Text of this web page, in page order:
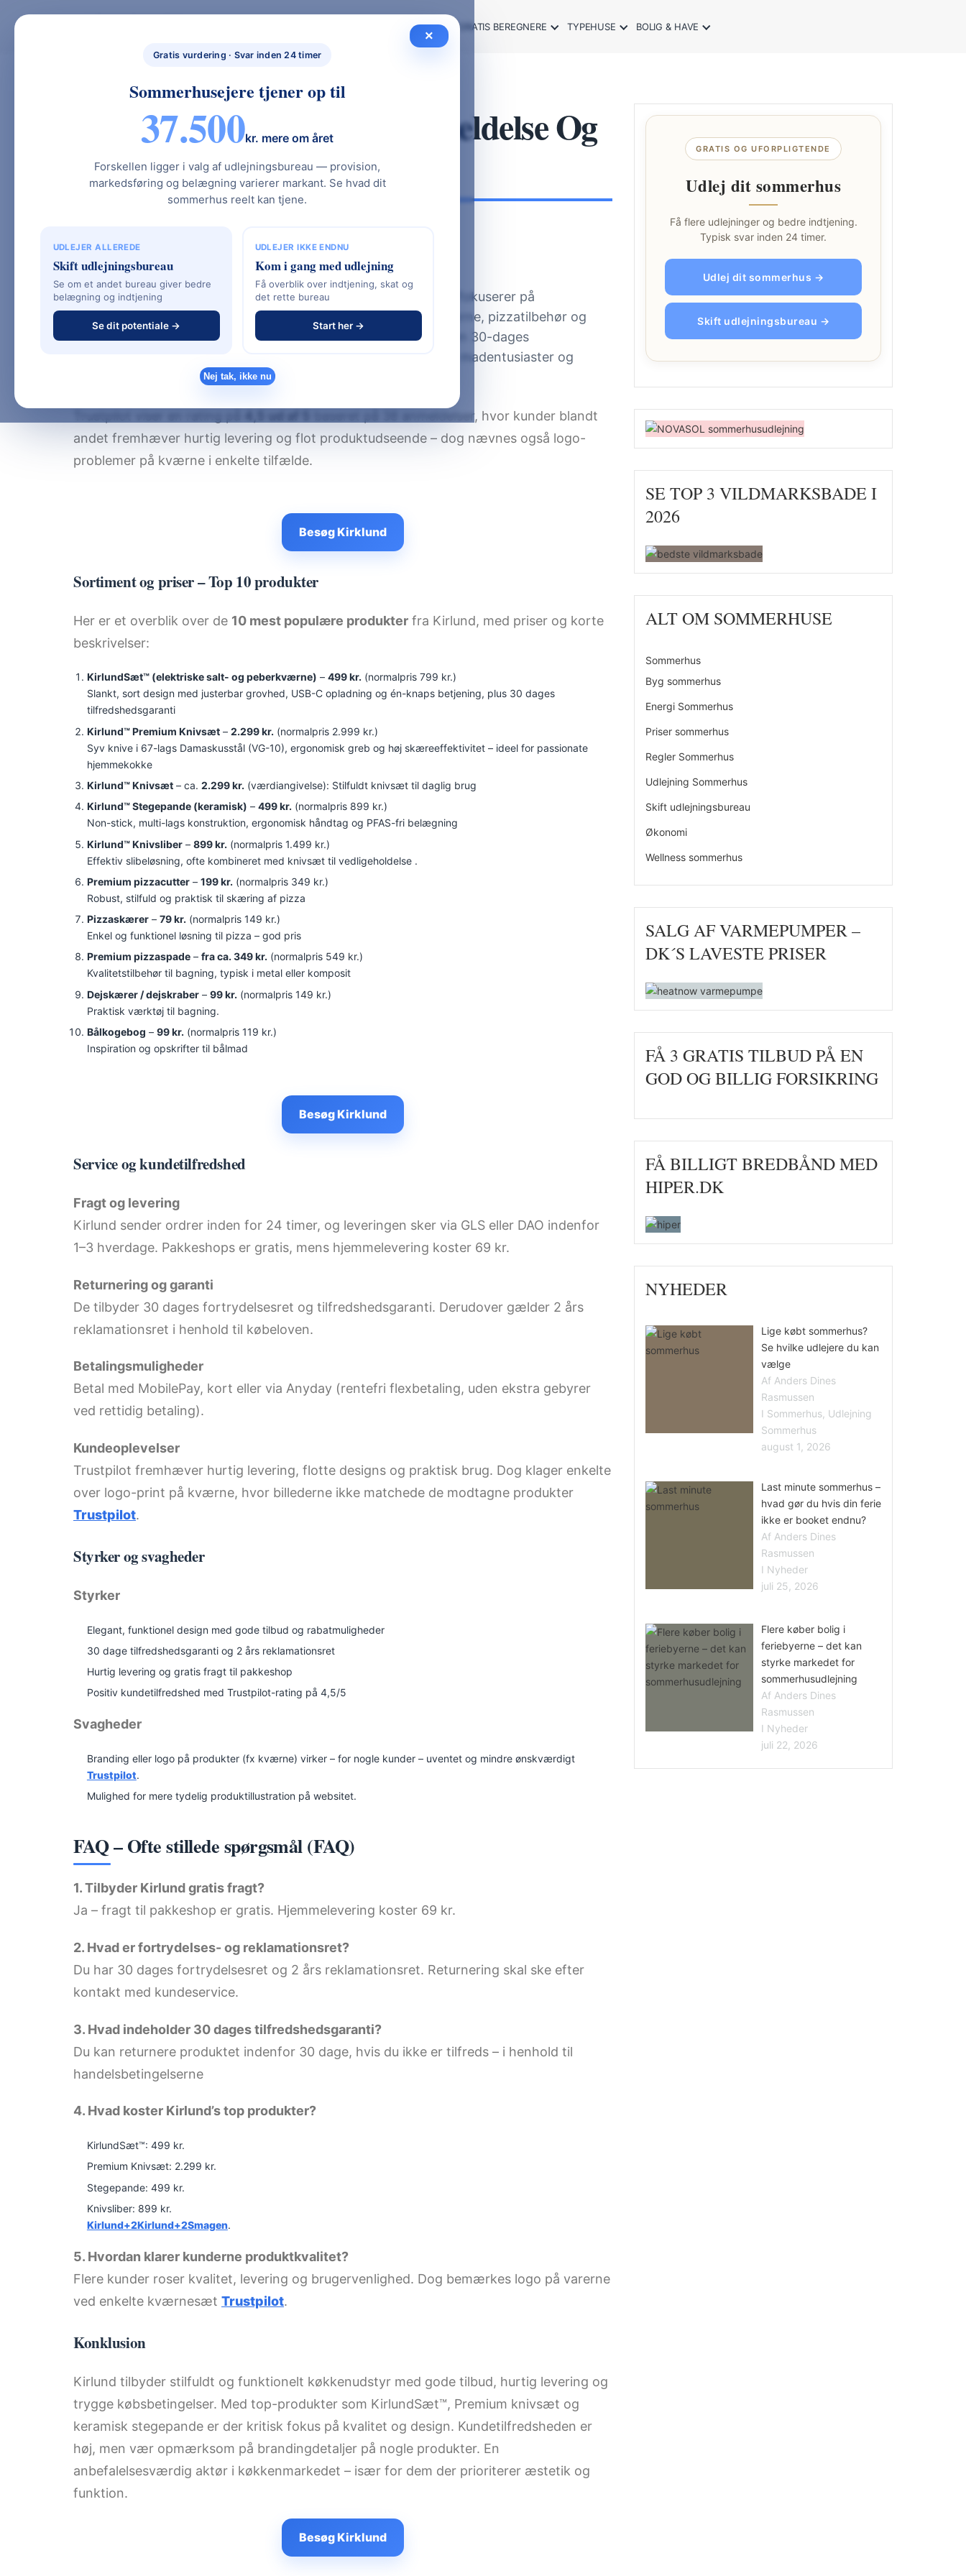
×
Gratis vurdering · Svar inden 24 timer
Sommerhusejere tjener op til
37.500kr. mere om året
Forskellen ligger i valg af udlejningsbureau — provision,
markedsføring og belægning varierer markant. Se hvad dit
sommerhus reelt kan tjene.
UDLEJER ALLEREDE
Skift udlejningsbureau
Se om et andet bureau giver bedre
belægning og indtjening
Se dit potentiale →
UDLEJER IKKE ENDNU
Kom i gang med udlejning
Få overblik over indtjening, skat og
det rette bureau
Start her →
Nej tak, ikke nu
NYBYGGET
SOMMERHUS GUIDE 2026 GRATIS BEREGNERE TYPEHUSE BOLIG & HAVE
Kirlund – Omfattende Anmeldelse Og
Produktoversigt
Kirlund– Køkkenudstyr i dansk design
Kirlund er en dansk design- og køkkenudstyrsvirksomhed, der fokuserer på
æstetiske, funktionelle produkter, primært inden for knive, kværne, pizzatilbehør og
non-stick stegepander. Med moderne designs, gratis fragt og en 30-dages
tilfredshedsgaranti, fremstår de som et attraktivt valg for både madentusiaster og
stilbevidste forbrugere.
baseret på 38 anmeldelser, hvor kunder blandt
andet fremhæver hurtig levering og flot produktudseende – dog nævnes også logo-
problemer på kværne i enkelte tilfælde.
Besøg Kirklund
Sortiment og priser – Top 10 produkter
Her er et overblik over de 10 mest populære produkter fra Kirlund, med priser og korte
beskrivelser:
KirlundSæt™ (elektriske salt- og peberkværne) – 499 kr. (normalpris 799 kr.)
Slankt, sort design med justerbar grovhed, USB-C opladning og én-knaps betjening, plus 30 dages
tilfredshedsgaranti
Kirlund™ Premium Knivsæt– 2.299 kr. (normalpris 2.999 kr.)
Syv knive i 67-lags Damaskusstål (VG-10), ergonomisk greb og høj skæreeffektivitet – ideel for passionate
hjemmekokke
Kirlund™ Knivsæt– ca. 2.299 kr. (værdiangivelse): Stilfuldt knivsæt til daglig brug
Kirlund™ Stegepande (keramisk) – 499 kr. (normalpris 899 kr.)
Non-stick, multi-lags konstruktion, ergonomisk håndtag og PFAS-fri belægning
Kirlund™ Knivsliber– 899 kr. (normalpris 1.499 kr.)
Effektiv slibeløsning, ofte kombineret med knivsæt til vedligeholdelse .
Premium pizzacutter– 199 kr. (normalpris 349 kr.)
Robust, stilfuld og praktisk til skæring af pizza
Pizzaskærer– 79 kr. (normalpris 149 kr.)
Enkel og funktionel løsning til pizza – god pris
Premium pizzaspade– fra ca. 349 kr. (normalpris 549 kr.)
Kvalitetstilbehør til bagning, typisk i metal eller komposit
Dejskærer / dejskraber– 99 kr. (normalpris 149 kr.)
Praktisk værktøj til bagning.
Bålkogebog – 99 kr. (normalpris 119 kr.)
Inspiration og opskrifter til bålmad
Besøg Kirklund
Service og kundetilfredshed
Fragt og levering
Kirlund sender ordrer inden for 24 timer, og leveringen sker via GLS eller DAO indenfor
1–3 hverdage. Pakkeshops er gratis, mens hjemmelevering koster 69 kr.
Returnering og garanti
De tilbyder 30 dages fortrydelsesret og tilfredshedsgaranti. Derudover gælder 2 års
reklamationsret i henhold til købeloven.
Betalingsmuligheder
Betal med MobilePay, kort eller via Anyday (rentefri flexbetaling, uden ekstra gebyrer
ved rettidig betaling).
Kundeoplevelser
Trustpilot fremhæver hurtig levering, flotte designs og praktisk brug. Dog klager enkelte
over logo-print på kværne, hvor billederne ikke matchede de modtagne produkter
Trustpilot.
Styrker og svagheder
Styrker
Elegant, funktionel design med gode tilbud og rabatmuligheder
30 dage tilfredshedsgaranti og 2 års reklamationsret
Hurtig levering og gratis fragt til pakkeshop
Positiv kundetilfredshed med Trustpilot-rating på 4,5/5
Svagheder
Branding eller logo på produkter (fx kværne) virker – for nogle kunder – uventet og mindre ønskværdigt
Trustpilot.
Mulighed for mere tydelig produktillustration på websitet.
FAQ – Ofte stillede spørgsmål (FAQ)
1. Tilbyder Kirlund gratis fragt?
Ja – fragt til pakkeshop er gratis. Hjemmelevering koster 69 kr.
2. Hvad er fortrydelses- og reklamationsret?
Du har 30 dages fortrydelsesret og 2 års reklamationsret. Returnering skal ske efter
kontakt med kundeservice.
3. Hvad indeholder 30 dages tilfredshedsgaranti?
Du kan returnere produktet indenfor 30 dage, hvis du ikke er tilfreds – i henhold til
handelsbetingelserne
4. Hvad koster Kirlund’s top produkter?
KirlundSæt™: 499 kr.
Premium Knivsæt: 2.299 kr.
Stegepande: 499 kr.
Knivsliber: 899 kr.
Kirlund+2Kirlund+2Smagen.
5. Hvordan klarer kunderne produktkvalitet?
Flere kunder roser kvalitet, levering og brugervenlighed. Dog bemærkes logo på varerne
ved enkelte kværnesæt Trustpilot.
Konklusion
Kirlund tilbyder stilfuldt og funktionelt køkkenudstyr med gode tilbud, hurtig levering og
trygge købsbetingelser. Med top-produkter som KirlundSæt™, Premium knivsæt og
keramisk stegepande er der kritisk fokus på kvalitet og design. Kundetilfredsheden er
høj, men vær opmærksom på brandingdetaljer på nogle produkter. En
anbefalelsesværdig aktør i køkkenmarkedet – især for dem der prioriterer æstetik og
funktion.
Besøg Kirklund
GRATIS OG UFORPLIGTENDE
Udlej dit sommerhus
Få flere udlejninger og bedre indtjening.
Typisk svar inden 24 timer.
Udlej dit sommerhus →
Skift udlejningsbureau →
SE TOP 3 VILDMARKSBADE I
2026
ALT OM SOMMERHUSE
Sommerhus
Byg sommerhus
Energi Sommerhus
Priser sommerhus
Regler Sommerhus
Udlejning Sommerhus
Skift udlejningsbureau
Økonomi
Wellness sommerhus
SALG AF VARMEPUMPER –
DK´S LAVESTE PRISER
FÅ 3 GRATIS TILBUD PÅ EN
GOD OG BILLIG FORSIKRING
FÅ BILLIGT BREDBÅND MED
HIPER.DK
NYHEDER
Lige købt sommerhus?
Se hvilke udlejere du kan
vælge
Af Anders Dines
Rasmussen
I Sommerhus, Udlejning
Sommerhus
august 1, 2026
Last minute sommerhus –
hvad gør du hvis din ferie
ikke er booket endnu?
Af Anders Dines
Rasmussen
I Nyheder
juli 25, 2026
Flere køber bolig i
feriebyerne – det kan
styrke markedet for
sommerhusudlejning
Af Anders Dines
Rasmussen
I Nyheder
juli 22, 2026